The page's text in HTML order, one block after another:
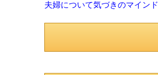
夫婦について気づきのマインド